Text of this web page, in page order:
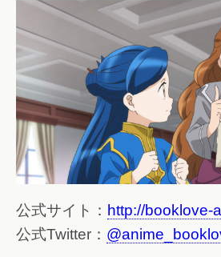
公式サイト： http://booklove-
公式Twitter：